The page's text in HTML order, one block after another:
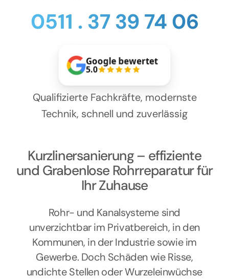
NEWS
Kontakt
0511 . 37 39 74 06
Google bewertet
5.0
Qualifizierte Fachkräfte, modernste
Technik, schnell und zuverlässig
Kurzlinersanierung – effiziente
und Grabenlose Rohrreparatur für
Ihr Zuhause
Rohr- und Kanalsysteme sind
unverzichtbar im Privatbereich, in den
Kommunen, in der Industrie sowie im
Gewerbe. Doch Schäden wie Risse,
undichte Stellen oder Wurzeleinwüchse